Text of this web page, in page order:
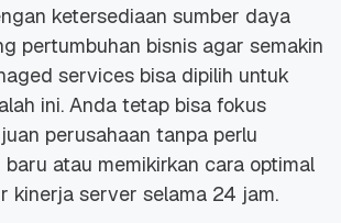
ketersediaan sumber daya
pertumbuhan bisnis agar semakin
services bisa dipilih untuk
ini. Anda tetap bisa fokus
perusahaan tanpa perlu
atau memikirkan cara optimal
kinerja server selama 24 jam.